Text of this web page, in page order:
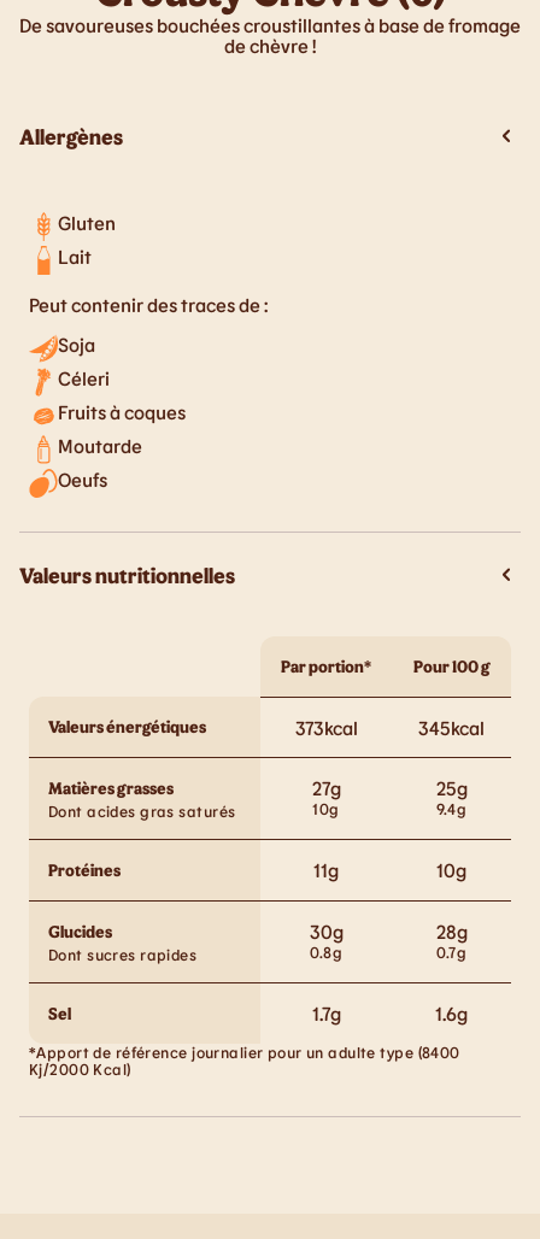
De savoureuses bouchées croustillantes à base de fromage
de chèvre !
Allergènes
Gluten
Lait
Peut contenir des traces de :
Soja
Céleri
Fruits à coques
Moutarde
Oeufs
Valeurs nutritionnelles
Par portion* Pour 100 g
Valeurs énergétiques 373kcal 345kcal
Matières grasses 27g 25g
Dont acides gras saturés 10g 9.4g
Protéines 11g 10g
Glucides 30g 28g
Dont sucres rapides 0.8g 0.7g
Sel 1.7g 1.6g
*Apport de référence journalier pour un adulte type (8400
Kj/2000 Kcal)